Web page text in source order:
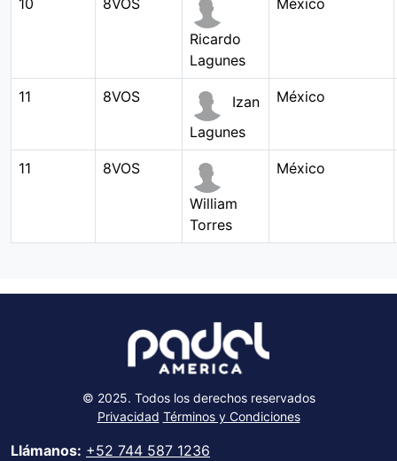
Ricardo
Lagunes
11 8VOS
Izan
Lagunes
México
11
8VOS
William
Torres
México
© 2025. Todos los derechos reservados
Privacidad Términos y Condiciones
Llámanos: +52 744 587 1236